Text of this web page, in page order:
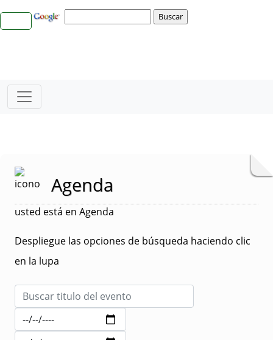
Agenda
usted está en Agenda
Despliegue las opciones de búsqueda haciendo clic
en la lupa